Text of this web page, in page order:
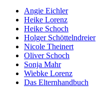
Angie Eichler
Heike Lorenz
Heike Schoch
Holger Schöttelndreier
Nicole Theinert
Oliver Schoch
Sonja Mahr
Wiebke Lorenz
Das Elternhandbuch